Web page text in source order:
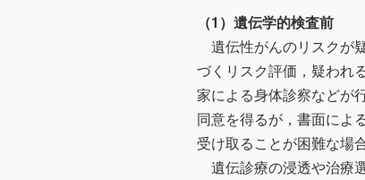
（1）遺伝学的検査前
遺伝性がんのリスクが
づくリスク評価，疑われ
家による身体診察などが
同意を得るが，書面によ
受け取ることが困難な場
遺伝診療の浸透や治療